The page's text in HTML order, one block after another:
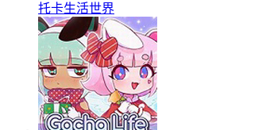
托卡生活世界